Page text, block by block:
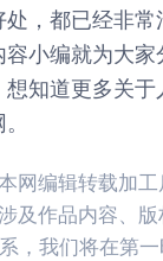
，都已经非常
小编就为大
知道更多关于
网编辑转载加
及作品内容、
，我们将在第